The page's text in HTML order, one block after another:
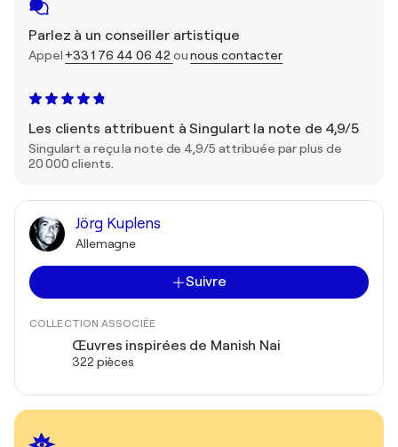
Parlez à un conseiller artistique
Appel +33 1 76 44 06 42 ounous contacter
Les clients attribuent à Singulart la note de 4,9/5
Singulart a reçu la note de 4,9/5 attribuée par plus de
20 000 clients.
Jörg Kuplens
Allemagne
Suivre
COLLECTION ASSOCIÉE
Œuvres inspirées de Manish Nai
322 pièces